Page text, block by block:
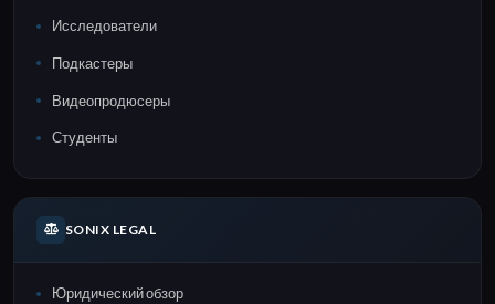
Исследователи
Подкастеры
Видеопродюсеры
Студенты
SONIX LEGAL
Юридический обзор